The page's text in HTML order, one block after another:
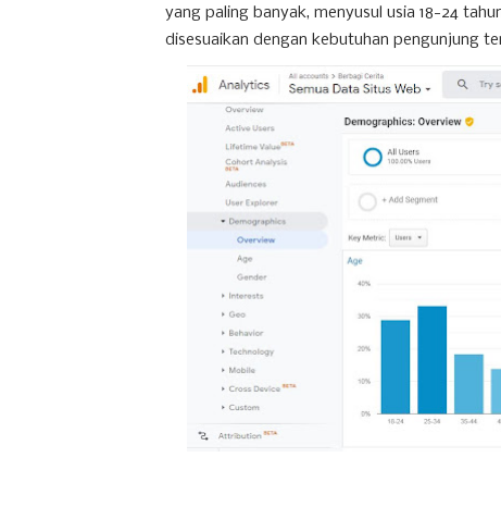
yang paling banyak, menyusul usia 18-24
disesuaikan dengan kebutuhan pengunjung